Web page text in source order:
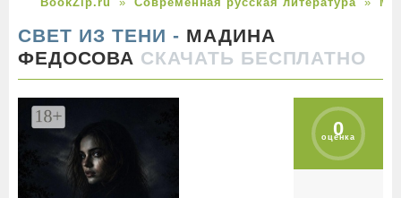
СВЕТ ИЗ ТЕНИ - МАДИНА
ФЕДОСОВА СКАЧАТЬ БЕСПЛАТНО
0
оценка